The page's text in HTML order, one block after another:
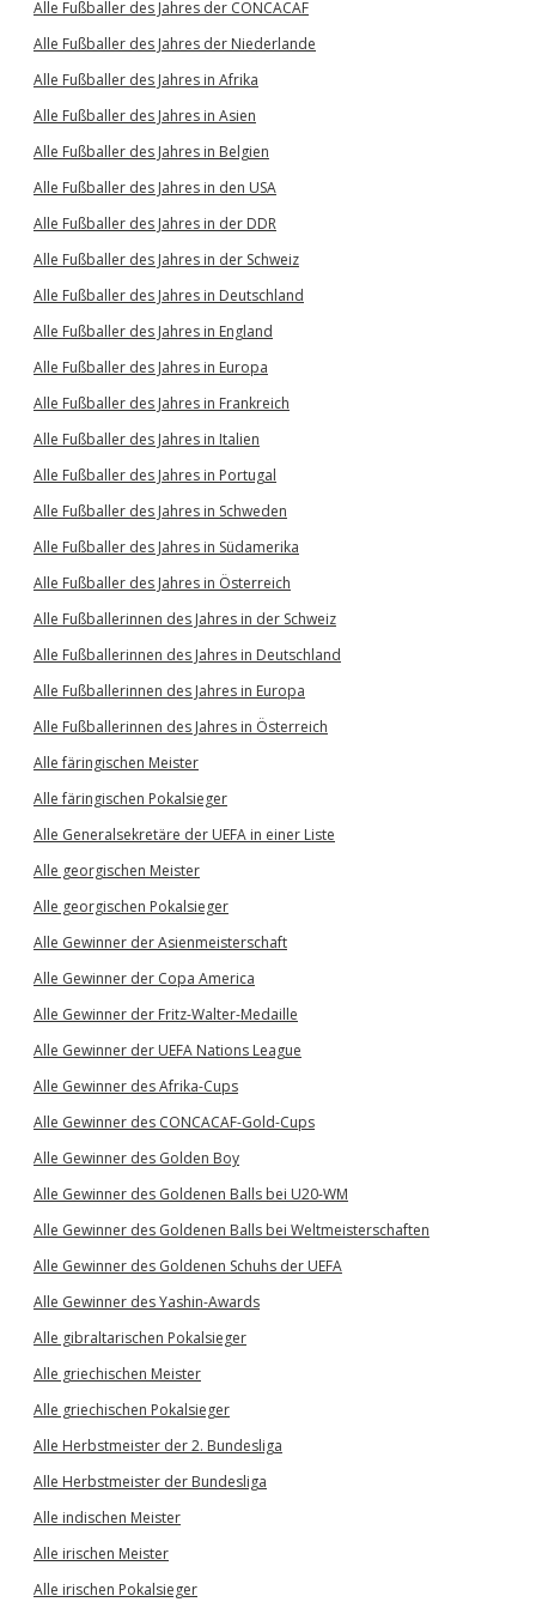
Alle Fußballer des Jahres der CONCACAF
Alle Fußballer des Jahres der Niederlande
Alle Fußballer des Jahres in Afrika
Alle Fußballer des Jahres in Asien
Alle Fußballer des Jahres in Belgien
Alle Fußballer des Jahres in den USA
Alle Fußballer des Jahres in der DDR
Alle Fußballer des Jahres in der Schweiz
Alle Fußballer des Jahres in Deutschland
Alle Fußballer des Jahres in England
Alle Fußballer des Jahres in Europa
Alle Fußballer des Jahres in Frankreich
Alle Fußballer des Jahres in Italien
Alle Fußballer des Jahres in Portugal
Alle Fußballer des Jahres in Schweden
Alle Fußballer des Jahres in Südamerika
Alle Fußballer des Jahres in Österreich
Alle Fußballerinnen des Jahres in der Schweiz
Alle Fußballerinnen des Jahres in Deutschland
Alle Fußballerinnen des Jahres in Europa
Alle Fußballerinnen des Jahres in Österreich
Alle färingischen Meister
Alle färingischen Pokalsieger
Alle Generalsekretäre der UEFA in einer Liste
Alle georgischen Meister
Alle georgischen Pokalsieger
Alle Gewinner der Asienmeisterschaft
Alle Gewinner der Copa America
Alle Gewinner der Fritz-Walter-Medaille
Alle Gewinner der UEFA Nations League
Alle Gewinner des Afrika-Cups
Alle Gewinner des CONCACAF-Gold-Cups
Alle Gewinner des Golden Boy
Alle Gewinner des Goldenen Balls bei U20-WM
Alle Gewinner des Goldenen Balls bei Weltmeisterschaften
Alle Gewinner des Goldenen Schuhs der UEFA
Alle Gewinner des Yashin-Awards
Alle gibraltarischen Pokalsieger
Alle griechischen Meister
Alle griechischen Pokalsieger
Alle Herbstmeister der 2. Bundesliga
Alle Herbstmeister der Bundesliga
Alle indischen Meister
Alle irischen Meister
Alle irischen Pokalsieger